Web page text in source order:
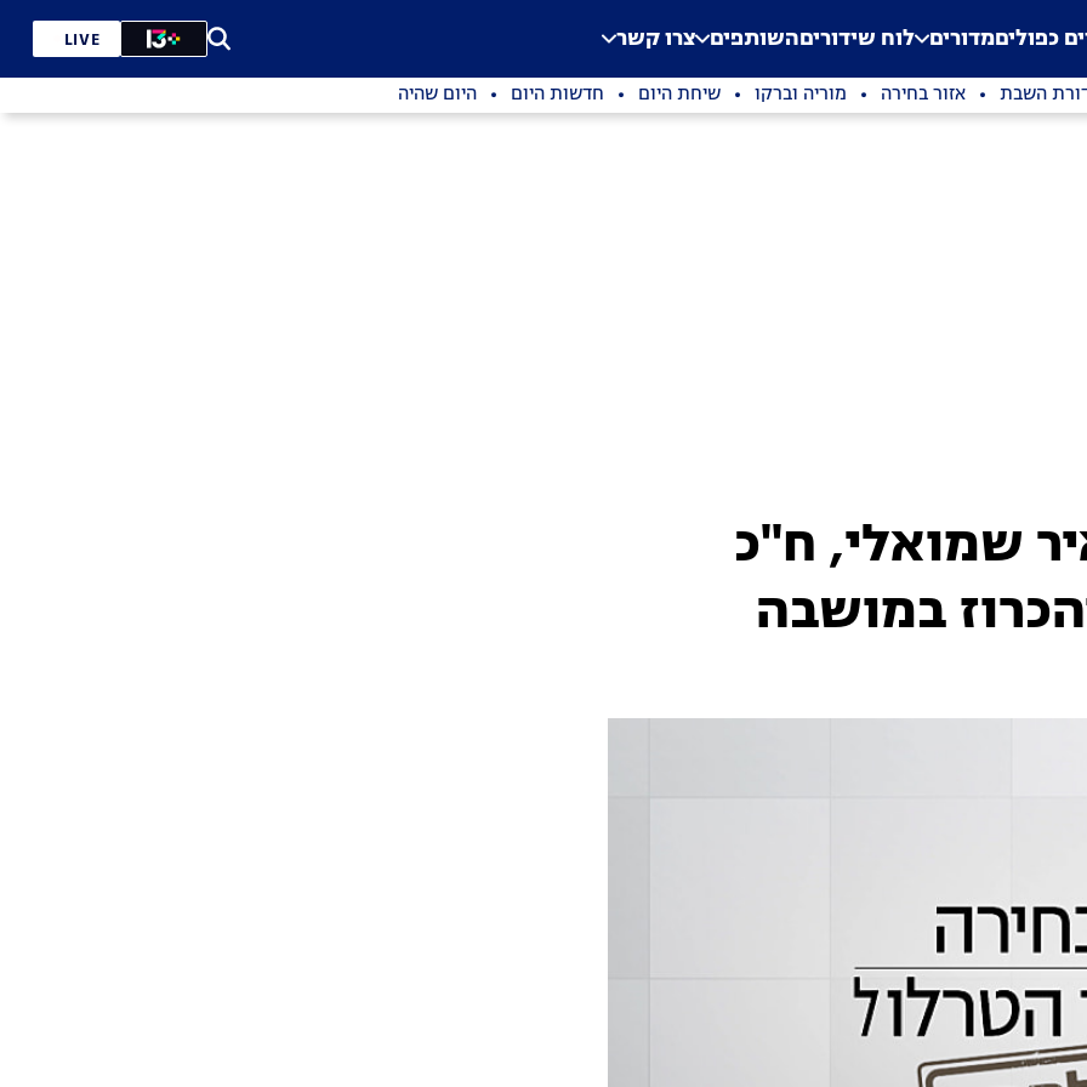
Application error: a
. כפוליםמדורים לוח שידוריםהשותפים צרו קשר LIVE
השבת אזור בחירה מוריה וברקו שיחת היום חדשות היום היום שהיה
שמואלי, ח"כ
במושבה